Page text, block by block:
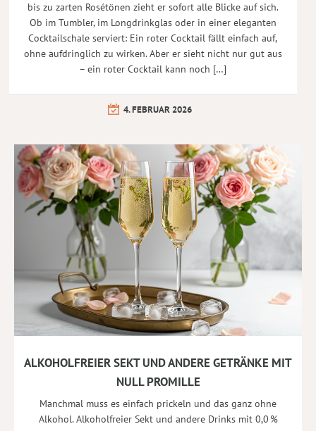
bis zu zarten Rosétönen zieht er sofort alle Blicke auf sich.
Ob im Tumbler, im Longdrinkglas oder in einer eleganten
Cocktailschale serviert: Ein roter Cocktail fällt einfach auf,
ohne aufdringlich zu wirken. Aber er sieht nicht nur gut aus
– ein roter Cocktail kann noch […]
4. FEBRUAR 2026
ALKOHOLFREIER SEKT UND ANDERE GETRÄNKE MIT
NULL PROMILLE
Manchmal muss es einfach prickeln und das ganz ohne
Alkohol. Alkoholfreier Sekt und andere Drinks mit 0,0 %